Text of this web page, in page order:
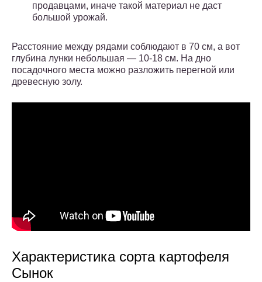
продавцами, иначе такой материал не даст
большой урожай.
Расстояние между рядами соблюдают в 70 см, а вот
глубина лунки небольшая — 10-18 см. На дно
посадочного места можно разложить перегной или
древесную золу.
Характеристика сорта картофеля
Сынок